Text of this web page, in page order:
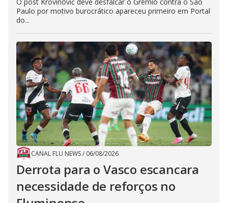
Paulo por motivo burocrático apareceu primeiro em Portal
do...
CANAL FLU NEWS/ 06/08/2026
Derrota para o Vasco escancara
necessidade de reforços no